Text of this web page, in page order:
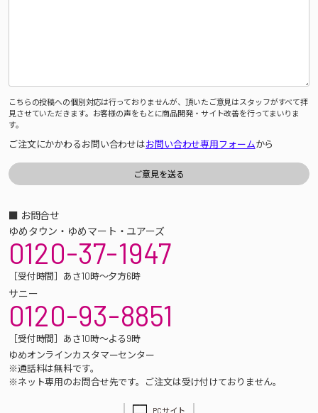
こちらの投稿への個別対応は行っておりませんが、頂いたご意見はスタッフがすべて拝
見させていただきます。お客様の声をもとに商品開発・サイト改善を行ってまいりま
す。
ご注文にかかわるお問い合わせはお問い合わせ専用フォームから
■ お問合せ
ゆめタウン・ゆめマート・ユアーズ
0120-37-1947
［受付時間］あさ10時～夕方6時
サニー
0120-93-8851
［受付時間］あさ10時～よる9時
ゆめオンラインカスタマーセンター
※通話料は無料です。
※ネット専用のお問合せ先です。ご注文は受け付けておりません。
PCサイト